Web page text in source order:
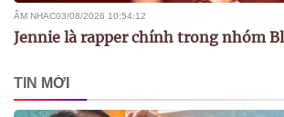
ÂM NHẠC03/08/2026 10:54:12
Jennie là rapper chính trong nhóm
TIN MỚI